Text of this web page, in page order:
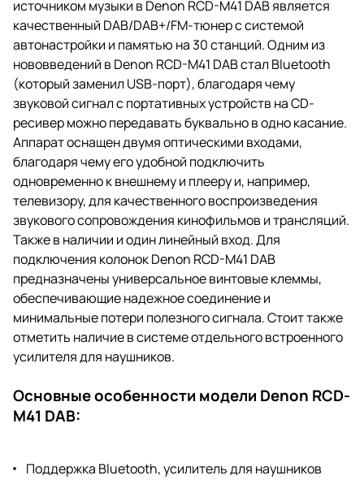
источником музыки в Denon RCD-M41 DAB является
качественный DAB/DAB+/FM-тюнер с системой
автонастройки и памятью на 30 станций. Одним из
нововведений в Denon RCD-M41 DAB стал Bluetooth
(который заменил USB-порт), благодаря чему
звуковой сигнал с портативных устройств на CD-
ресивер можно передавать буквально в одно касание.
Аппарат оснащен двумя оптическими входами,
благодаря чему его удобной подключить
одновременно к внешнему и плееру и, например,
телевизору, для качественного воспроизведения
звукового сопровождения кинофильмов и трансляций.
Также в наличии и один линейный вход. Для
подключения колонок Denon RCD-M41 DAB
предназначены универсальное винтовые клеммы,
обеспечивающие надежное соединение и
минимальные потери полезного сигнала. Стоит также
отметить наличие в системе отдельного встроенного
усилителя для наушников.
Основные особенности модели Denon RCD-
M41 DAB:
Поддержка Bluetooth, усилитель для наушников